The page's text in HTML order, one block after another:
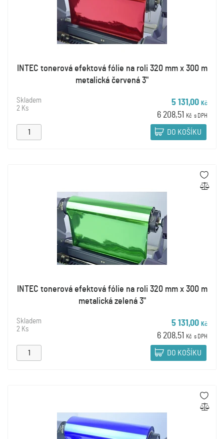
INTEC tonerová efektová fólie na roli 320 mm x 300 m
metalická červená 3"
Skladem
2 Ks
5 131,00 Kč
6 208,51 Kč s DPH
DO KOŠÍKU
INTEC tonerová efektová fólie na roli 320 mm x 300 m
metalická zelená 3"
Skladem
2 Ks
5 131,00 Kč
6 208,51 Kč s DPH
DO KOŠÍKU